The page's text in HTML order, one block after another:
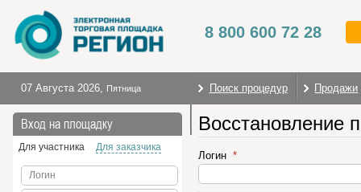
8 800 600 72 28
07 Августа 2026, Пятница Поиск процедур Продажи
На главную
Вход на площадку
Для участника Для заказчика
Логин
Восстановление
Логин